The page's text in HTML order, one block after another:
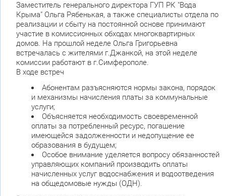
Заместитель генерального директора ГУП РК "Вода
Крыма" Ольга Рябенькая, а также специалисты отдела по
реализации и сбыту на постоянной основе принимают
участие в комиссионных обходах многоквартирных
домов. На прошлой неделе Ольга Григорьевна
встречалась с жителями г.Джанкой, на этой неделе
комиссии работают в г.Симферополе.
В ходе встреч
Абонентам разъясняются нормы закона, порядок
и механизмы начисления платы за коммунальные
услуги;
Объясняется необходимость своевременной
оплаты за потребленный ресурс, погашение
имеющейся задолженности и недопущение ее
образования в будущем;
Особое внимание уделяется вопросу обязанностей
управляющих компаний производить оплаты
начисленных услуг водоснабжения и водоотведения
на общедомовые нужды (ОДН).